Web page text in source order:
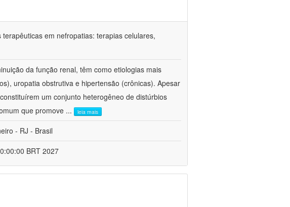
em nefropatias: terapias celulares,
da função renal, têm como etiologias mais
uropatia obstrutiva e hipertensão (crônicas). Apesar
um conjunto heterogêneo de distúrbios
que promove ... leia mais
- RJ - Brasil
BRT 2027